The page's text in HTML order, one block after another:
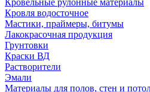
Кровельные рулонные материалы
Кровля водосточное
Мастики, праймеры, битумы
Лакокрасочная продукция
Грунтовки
Краски ВД
Растворители
Эмали
Материалы для полов, стен и